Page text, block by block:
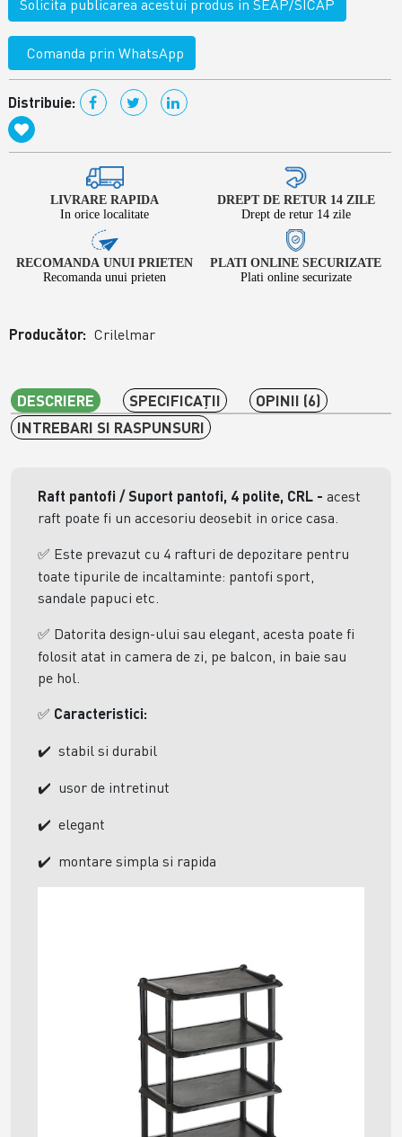
Solicita publicarea acestui produs in SEAP/SICAP
Comanda prin WhatsApp
Distribuie:
LIVRARE RAPIDA
In orice localitate
DREPT DE RETUR 14 ZILE
Drept de retur 14 zile
RECOMANDA UNUI PRIETEN
Recomanda unui prieten
PLATI ONLINE SECURIZATE
Plati online securizate
Producător: Crilelmar
DESCRIERE SPECIFICAŢII
OPINII (6)
INTREBARI SI RASPUNSURI
Raft pantofi / Suport pantofi, 4 polite, CRL - acest
raft poate fi un accesoriu deosebit in orice casa.
✅ Este prevazut cu 4 rafturi de depozitare pentru
toate tipurile de incaltaminte: pantofi sport,
sandale papuci etc.
✅ Datorita design-ului sau elegant, acesta poate fi
folosit atat in camera de zi, pe balcon, in baie sau
pe hol.
✅ Caracteristici:
✔️ stabil si durabil
✔️ usor de intretinut
✔️ elegant
✔️ montare simpla si rapida